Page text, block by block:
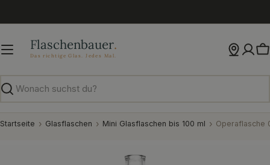
Inhalt
Suchen
Startseite Glasflaschen Mini Glasflaschen bis 100 ml Operaflasche